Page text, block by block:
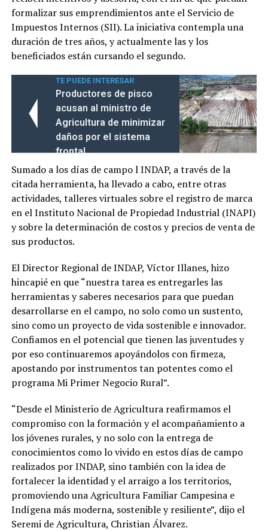
formalizar sus emprendimientos ante el Servicio de
Impuestos Internos (SII). La iniciativa contempla una
duración de tres años, y actualmente las y los
beneficiados están cursando el segundo.
TE PUEDE INTERESAR
Productores de pisco
acusan al ministro de
Agricultura de minimizar
daños por el sistema
frontal
Sumado a los días de campo l INDAP, a través de la
citada herramienta, ha llevado a cabo, entre otras
actividades, talleres virtuales sobre el registro de marca
en el Instituto Nacional de Propiedad Industrial (INAPI)
y sobre la determinación de costos y precios de venta de
sus productos.
El Director Regional de INDAP, Víctor Illanes, hizo
hincapié en que “nuestra tarea es entregarles las
herramientas y saberes necesarios para que puedan
desarrollarse en el campo, no solo como un sustento,
sino como un proyecto de vida sostenible e innovador.
Confiamos en el potencial que tienen las juventudes y
por eso continuaremos apoyándolos con firmeza,
apostando por instrumentos tan potentes como el
programa Mi Primer Negocio Rural”.
“Desde el Ministerio de Agricultura reafirmamos el
compromiso con la formación y el acompañamiento a
los jóvenes rurales, y no solo con la entrega de
conocimientos como lo vivido en estos días de campo
realizados por INDAP, sino también con la idea de
fortalecer la identidad y el arraigo a los territorios,
promoviendo una Agricultura Familiar Campesina e
Indígena más moderna, sostenible y resiliente”, dijo el
Seremi de Agricultura, Christian Álvarez.